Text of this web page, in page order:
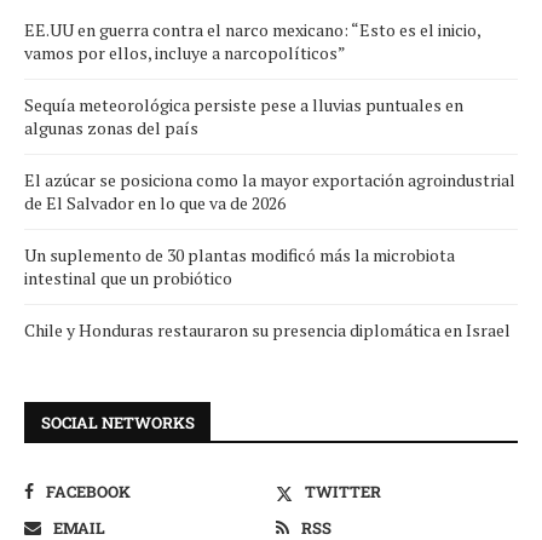
EE.UU en guerra contra el narco mexicano: “Esto es el inicio,
vamos por ellos, incluye a narcopolíticos”
Sequía meteorológica persiste pese a lluvias puntuales en
algunas zonas del país
El azúcar se posiciona como la mayor exportación agroindustrial
de El Salvador en lo que va de 2026
Un suplemento de 30 plantas modificó más la microbiota
intestinal que un probiótico
Chile y Honduras restauraron su presencia diplomática en Israel
SOCIAL NETWORKS
FACEBOOK
TWITTER
EMAIL
RSS